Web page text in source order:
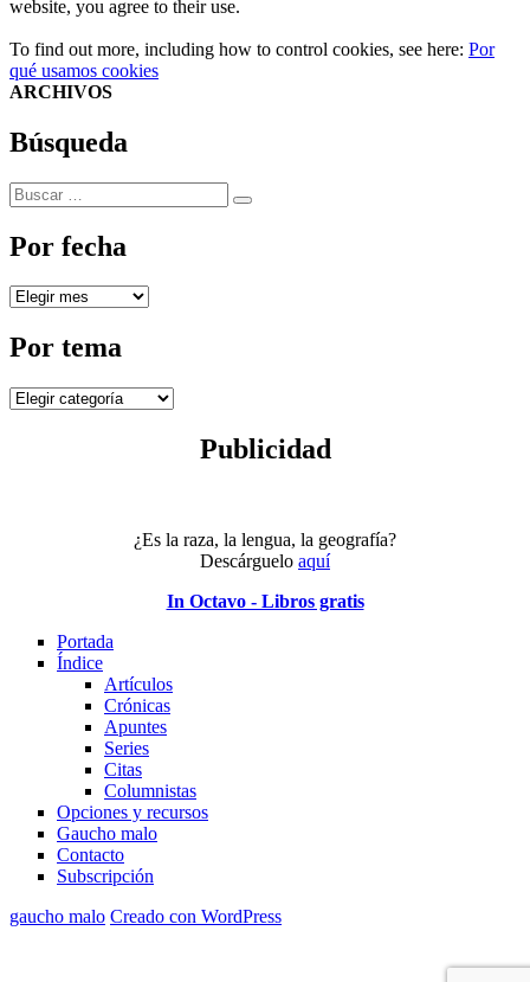
website, you agree to their use.
To find out more, including how to control cookies, see here: Por
qué usamos cookies
ARCHIVOS
Búsqueda
Buscar
por:
Buscar
Por fecha
Por
Por tema
Por
Publicidad
¿Es la raza, la lengua, la geografía?
Descárguelo aquí
In Octavo - Libros gratis
Portada
Índice
Artículos
Crónicas
Apuntes
Series
Citas
Columnistas
Opciones y recursos
Gaucho malo
Contacto
Subscripción
gaucho malo Creado con WordPress